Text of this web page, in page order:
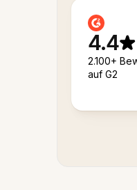
4.4
2.100+
auf G2